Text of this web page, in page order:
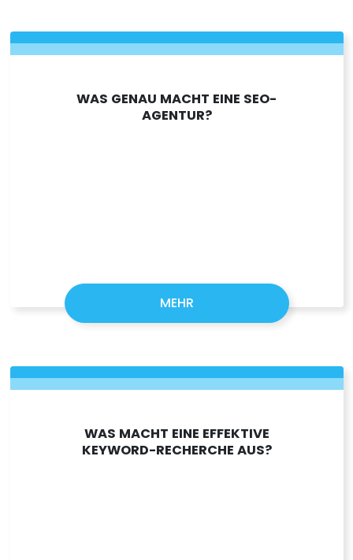
WAS GENAU MACHT EINE SEO-
AGENTUR?
MEHR
WAS MACHT EINE EFFEKTIVE
KEYWORD-RECHERCHE AUS?